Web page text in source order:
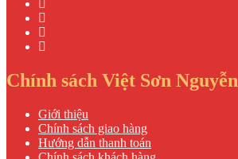
Chính sách Việt Sơn Nguyễn
Giới thiệu
Chính sách giao hàng
Hướng dẫn thanh toán